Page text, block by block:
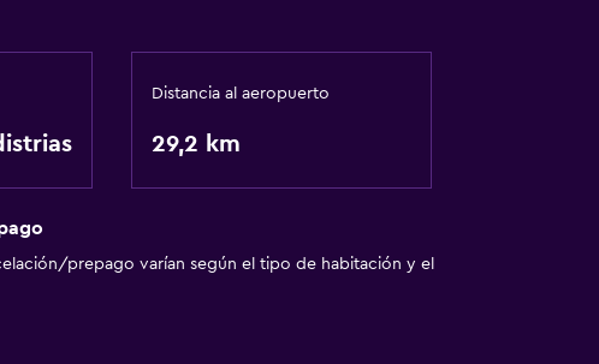
Distancia al aeropuerto
29,2 km
prepago varían según el tipo de habitación y el